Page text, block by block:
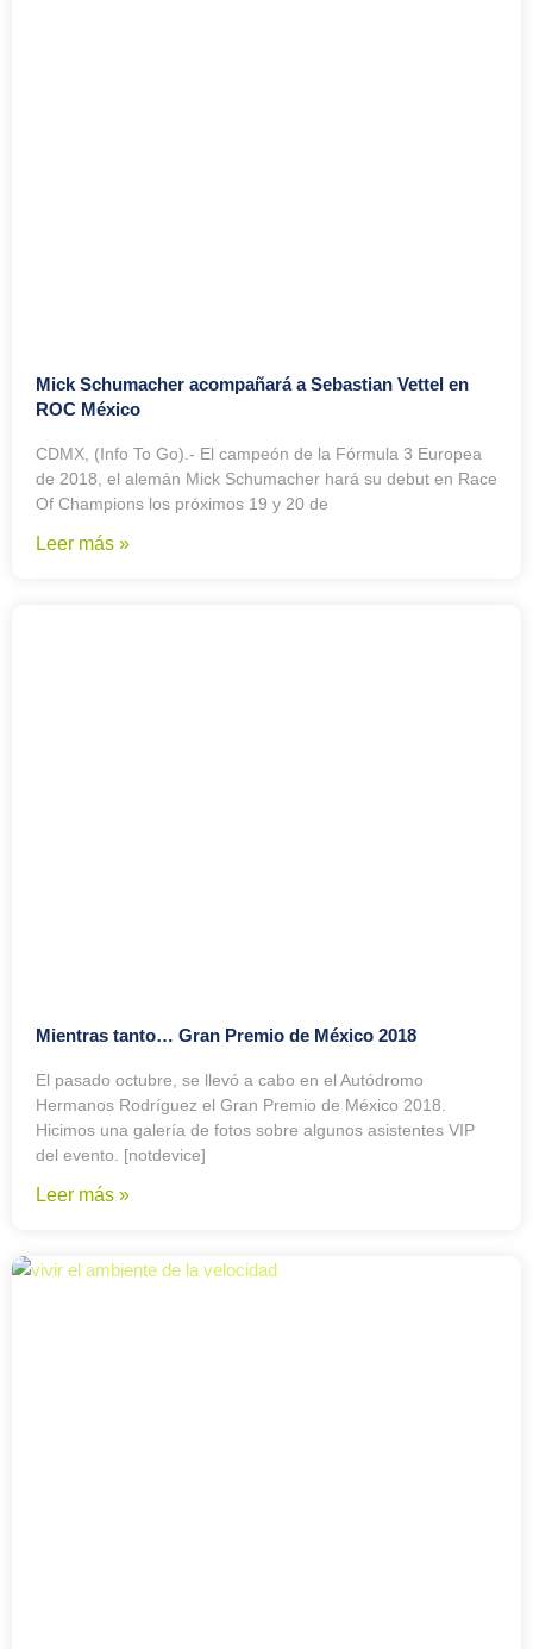
Mick Schumacher acompañará a Sebastian Vettel en
ROC México
CDMX, (Info To Go).- El campeón de la Fórmula 3 Europea
de 2018, el alemán Mick Schumacher hará su debut en Race
Of Champions los próximos 19 y 20 de
Leer más »
Mientras tanto… Gran Premio de México 2018
El pasado octubre, se llevó a cabo en el Autódromo
Hermanos Rodríguez el Gran Premio de México 2018.
Hicimos una galería de fotos sobre algunos asistentes VIP
del evento. [notdevice]
Leer más »